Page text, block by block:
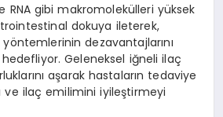
RNA gibi makromolekülleri yüksek
dokuya ileterek,
dezavantajlarını
Geleneksel iğneli ilaç
aşarak hastaların tedaviye
ve ilaç emilimini iyileştirmeyi